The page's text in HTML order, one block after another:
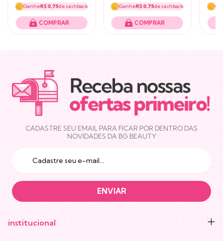
GanheR$ 0,75de cashback
COMPRAR
GanheR$ 0,75de cashback
COMPRAR
NEWSLETTER
CADASTRE SEU EMAIL PARA FICAR POR DENTRO DAS
NOVIDADES DA BG BEAUTY
institucional